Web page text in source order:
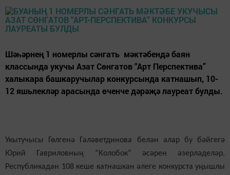
Шәһәрнең 1 номерлы сәнгать мәктәбендә баян
классында укучы Азат Сөнгатов “Арт Перспектива”
халыкара башкаручылар конкурсында катнашып, 10-
12 яшьлекләр арасында өченче дәрәҗә лауреат булды.
Укытучысы Гөлгенә Галәветдинова белән алар бу бәйгегә
Юрий Гавриловның “Колобок” әсәрен әзерләделәр.
Республикадан 108 кеше катнашкан әлеге конкурста уңышлы